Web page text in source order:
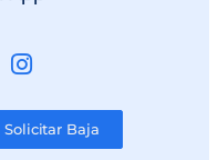
Solicitar Baja